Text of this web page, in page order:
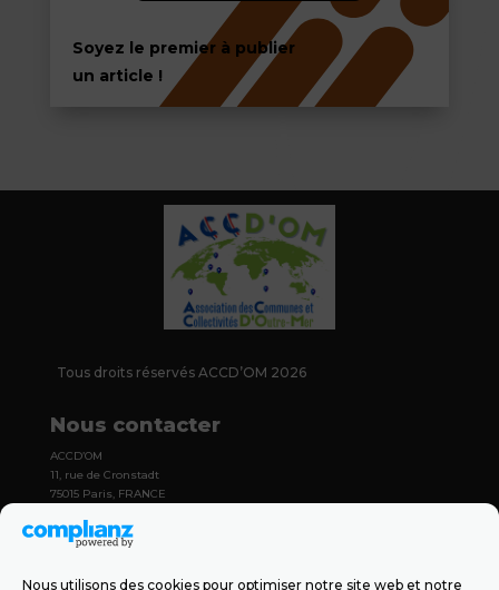
Nous utilisons des cookies pour optimiser notre site web et notre
Soyez le premier à publier
un article !
Tous droits réservés ACCD’OM 2026
Nous contacter
ACCD’OM
11, rue de Cronstadt
75015 Paris, FRANCE
+33 (0)6 36 14 18 83